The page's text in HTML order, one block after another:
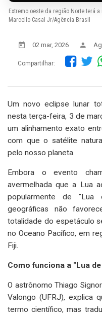
Extremo oeste da região Norte terá
Marcello Casal Jr/Agência Brasil
02 mar, 2026
Compartilhar:
Um novo eclipse lunar
nesta terça-feira, 3 de
um alinhamento exato
com que o satélite
pelo nosso planeta.
Embora o evento
avermelhada que a Lua
popularmente de
geográficas não
totalidade do espetáculo
no Oceano Pacífico, em
Fiji.
Como funciona a "Lua
O astrônomo Thiago
Valongo (UFRJ), explica
termo científico, mas